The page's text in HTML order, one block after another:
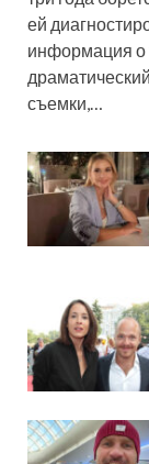
ей
информация о
съемки,…